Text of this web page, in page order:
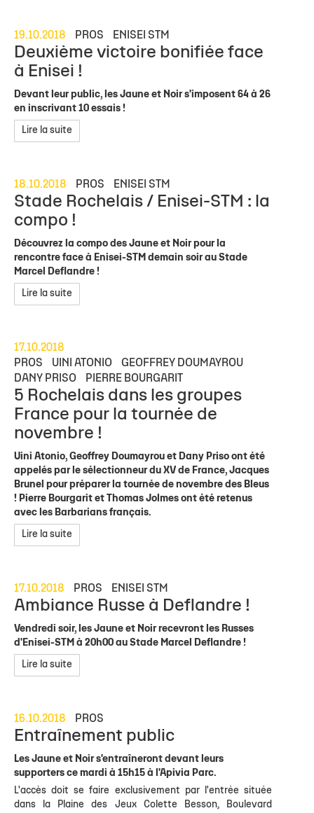
19.10.2018 PROS ENISEI STM
Deuxième victoire bonifiée face
à Enisei !
Devant leur public, les Jaune et Noir s'imposent 64 à 26
en inscrivant 10 essais !
Lire la suite
18.10.2018 PROS ENISEI STM
Stade Rochelais / Enisei-STM : la
compo !
Découvrez la compo des Jaune et Noir pour la
rencontre face à Enisei-STM demain soir au Stade
Marcel Deflandre !
Lire la suite
17.10.2018
PROS
UINI ATONIO
GEOFFREY DOUMAYROU
DANY PRISO
PIERRE BOURGARIT
5 Rochelais dans les groupes
France pour la tournée de
novembre !
Uini Atonio, Geoffrey Doumayrou et Dany Priso ont été
appelés par le sélectionneur du XV de France, Jacques
Brunel pour préparer la tournée de novembre des Bleus
! Pierre Bourgarit et Thomas Jolmes ont été retenus
avec les Barbarians français.
Lire la suite
17.10.2018 PROS ENISEI STM
Ambiance Russe à Deflandre !
Vendredi soir, les Jaune et Noir recevront les Russes
d'Enisei-STM à 20h00 au Stade Marcel Deflandre !
Lire la suite
16.10.2018 PROS
Entraînement public
Les Jaune et Noir s'entraîneront devant leurs
supporters ce mardi à 15h15 à l'Apivia Parc.
L'accès doit se faire exclusivement par l'entrée située
dans la Plaine des Jeux Colette Besson, Boulevard